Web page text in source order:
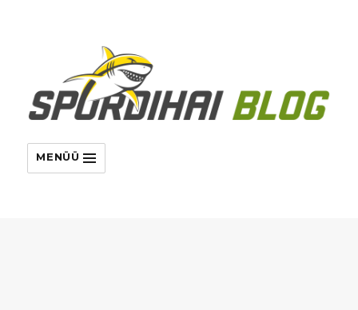
MENÜÜ